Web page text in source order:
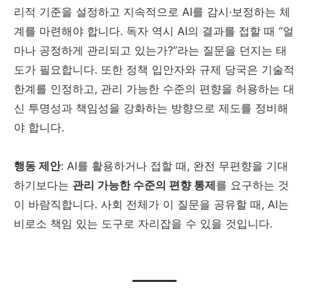
리적 기준을 설정하고 지속적으로 AI를 감시·보정하는 체
계를 마련해야 합니다. 독자 역시 AI의 결과를 접할 때 “얼
마나 공정하게 관리되고 있는가?”라는 질문을 던지는 태
도가 필요합니다. 또한 정책 입안자와 규제 당국은 기술적
한계를 인정하고, 관리 가능한 수준의 편향을 허용하는 대
신 투명성과 책임성을 강화하는 방향으로 제도를 정비해
야 합니다.
행동 제안: AI를 활용하거나 접할 때, 완전 무편향을 기대
하기보다는 관리 가능한 수준의 편향 통제를 요구하는 것
이 바람직합니다. 사회 전체가 이 질문을 공유할 때, AI는
비로소 책임 있는 도구로 자리잡을 수 있을 것입니다.